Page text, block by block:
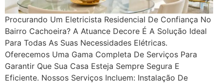
Procurando Um Eletricista Residencial De Confiança No
Bairro Cachoeira? A Atuance Decore É A Solução Ideal
Para Todas As Suas Necessidades Elétricas.
Oferecemos Uma Gama Completa De Serviços Para
Garantir Que Sua Casa Esteja Sempre Segura E
Eficiente. Nossos Serviços Incluem: Instalação De